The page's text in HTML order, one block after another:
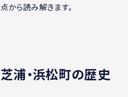
点から読み解きます。
芝浦・浜松町の歴史